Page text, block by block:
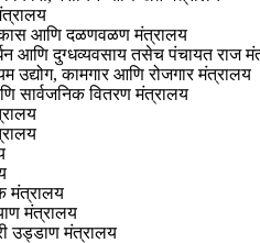
आणि दळणवळण मंत्रालय
आणि दुग्धव्यवसाय तसेच पंचायत राज
उद्योग, कामगार आणि रोजगार मंत्रालय
सार्वजनिक वितरण मंत्रालय
मंत्रालय
मंत्रालय
उड्डाण मंत्रालय